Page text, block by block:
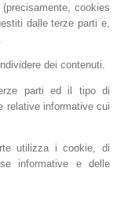
(precisamente, cookies
dalle terze parti e,
dei contenuti.
parti ed il tipo di
relative informative cui
utilizza i cookie, di
informative e delle